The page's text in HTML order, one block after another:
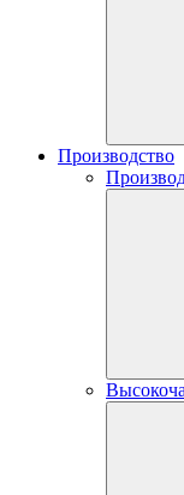
Производство